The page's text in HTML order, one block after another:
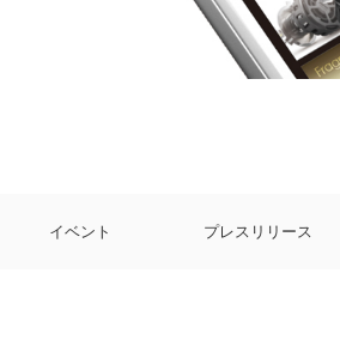
イベント プレスリリース